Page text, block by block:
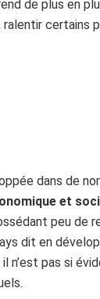
de plus en
certains
dans de
et
peu de
dit en
pas si